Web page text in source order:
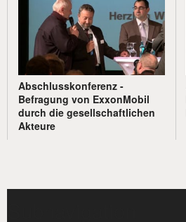
Abschlusskonferenz -
Befragung von ExxonMobil
durch die gesellschaftlichen
Akteure